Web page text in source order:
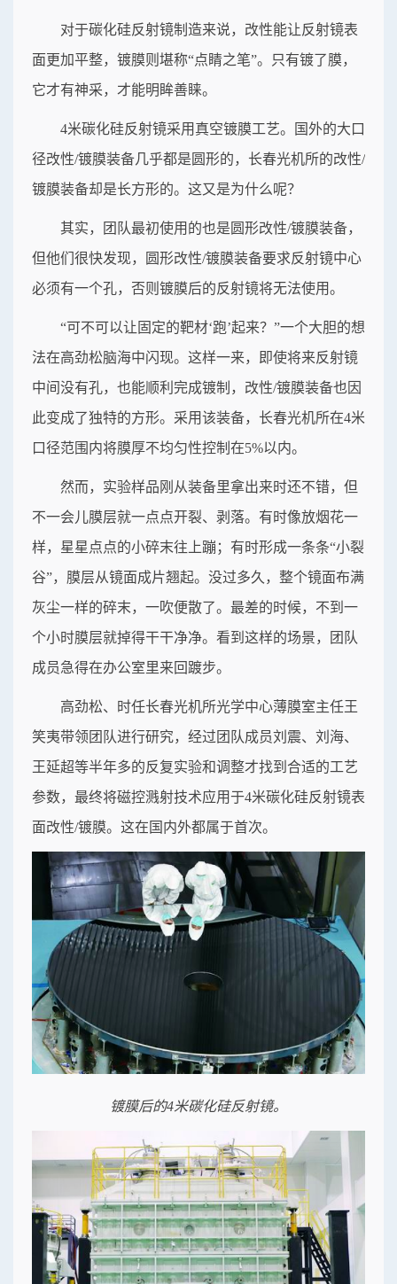
对于碳化硅反射镜制造来说，改性能让反射镜表
面更加平整，镀膜则堪称“点睛之笔”。只有镀了膜，
它才有神采，才能明眸善睐。
4米碳化硅反射镜采用真空镀膜工艺。国外的大口
径改性/镀膜装备几乎都是圆形的，长春光机所的改性/
镀膜装备却是长方形的。这又是为什么呢？
其实，团队最初使用的也是圆形改性/镀膜装备，
但他们很快发现，圆形改性/镀膜装备要求反射镜中心
必须有一个孔，否则镀膜后的反射镜将无法使用。
“可不可以让固定的靶材‘跑’起来？”一个大胆的想
法在高劲松脑海中闪现。这样一来，即使将来反射镜
中间没有孔，也能顺利完成镀制，改性/镀膜装备也因
此变成了独特的方形。采用该装备，长春光机所在4米
口径范围内将膜厚不均匀性控制在5%以内。
然而，实验样品刚从装备里拿出来时还不错，但
不一会儿膜层就一点点开裂、剥落。有时像放烟花一
样，星星点点的小碎末往上蹦；有时形成一条条“小裂
谷”，膜层从镜面成片翘起。没过多久，整个镜面布满
灰尘一样的碎末，一吹便散了。最差的时候，不到一
个小时膜层就掉得干干净净。看到这样的场景，团队
成员急得在办公室里来回踱步。
高劲松、时任长春光机所光学中心薄膜室主任王
笑夷带领团队进行研究，经过团队成员刘震、刘海、
王延超等半年多的反复实验和调整才找到合适的工艺
参数，最终将磁控溅射技术应用于4米碳化硅反射镜表
面改性/镀膜。这在国内外都属于首次。
镀膜后的4米碳化硅反射镜。